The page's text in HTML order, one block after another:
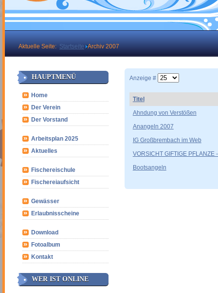
Aktuelle Seite: Startseite Archiv 2007
HAUPTMENÜ
Home
Der Verein
Der Vorstand
Arbeitsplan 2025
Aktuelles
Fischereischule
Fischereiaufsicht
Gewässer
Erlaubnisscheine
Download
Fotoalbum
Kontakt
WER IST ONLINE
Anzeige #
Titel
Ahndung von Verstößen
Anangeln 2007
IG Großbrembach im Web
VORSICHT GIFTIGE PFLANZE
Bootsangeln